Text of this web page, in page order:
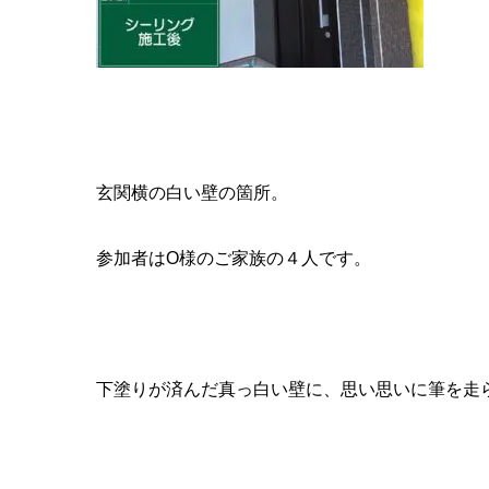
玄関横の白い壁の箇所。
参加者はO様のご家族の４人です。
下塗りが済んだ真っ白い壁に、思い思いに筆を走